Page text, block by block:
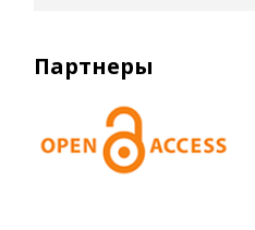
Партнеры